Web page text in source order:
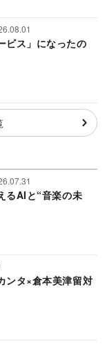
ビス」になったの
るAIと“音楽の未
ンタ×倉本美津留対